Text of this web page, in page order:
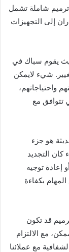
شاملة تشمل
إلى التجهيزات
حيث يقوم سباك في
شيء لايمكن
واحتياجاتهم،
تتوافق مع
هو جزء
كان التجديد
إعادة توجيه
بكفاءة
قد تكون
مع الالتزام
مع عملائنا